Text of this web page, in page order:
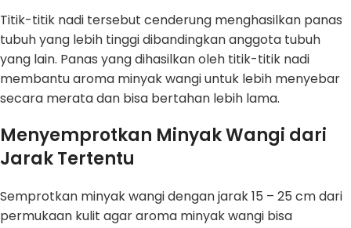
Titik-titik nadi tersebut cenderung menghasilkan panas
tubuh yang lebih tinggi dibandingkan anggota tubuh
yang lain. Panas yang dihasilkan oleh titik-titik nadi
membantu aroma minyak wangi untuk lebih menyebar
secara merata dan bisa bertahan lebih lama.
Menyemprotkan Minyak Wangi dari
Jarak Tertentu
Semprotkan minyak wangi dengan jarak 15 – 25 cm dari
permukaan kulit agar aroma minyak wangi bisa